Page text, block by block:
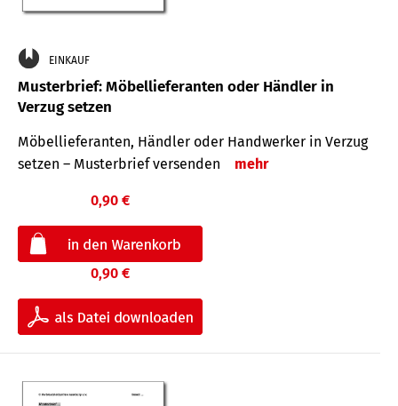
EINKAUF
Musterbrief: Möbellieferanten oder Händler in
Verzug setzen
Möbellieferanten, Händler oder Handwerker in Verzug
setzen – Musterbrief versenden
mehr
0,90 €
0,90 €